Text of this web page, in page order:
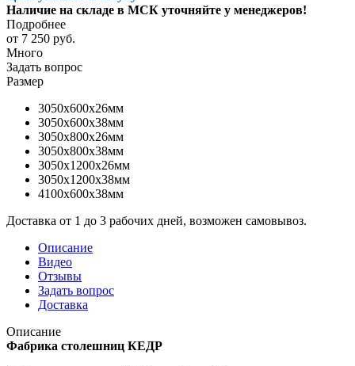
Наличие на складе в МСК уточняйте у менеджеров!
Подробнее
от 7 250 руб.
Много
Задать вопрос
Размер
3050x600x26мм
3050x600x38мм
3050x800x26мм
3050x800x38мм
3050x1200x26мм
3050x1200x38мм
4100x600x38мм
Доставка от 1 до 3 рабочих дней, возможен самовывоз.
Описание
Видео
Отзывы
Задать вопрос
Доставка
Описание
Фабрика столешниц КЕДР